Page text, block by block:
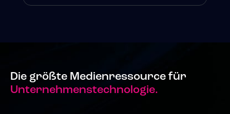
Die größte Medienressource für
Unternehmenstechnologie.